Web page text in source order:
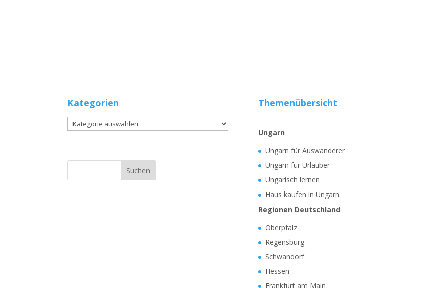
Kategorien
Kategorien
Themenübersicht
Ungarn
Ungarn für Auswanderer
Ungarn für Urlauber
Ungarisch lernen
Haus kaufen in Ungarn
Regionen Deutschland
Oberpfalz
Regensburg
Schwandorf
Hessen
Frankfurt am Main